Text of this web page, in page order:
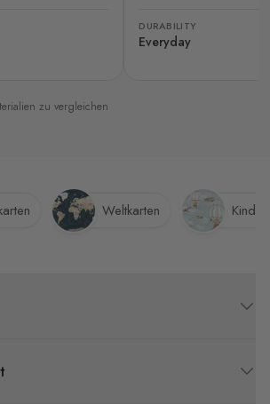
DURABILITY
Everyday
zu vergleichen
Weltkarten